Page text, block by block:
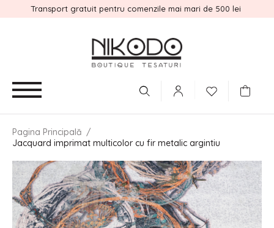
Transport gratuit pentru comenzile mai mari de 500 lei
Pagina Principală /
Jacquard imprimat multicolor cu fir metalic argintiu